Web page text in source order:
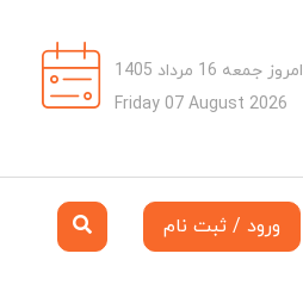
امروز جمعه 16 مرداد 1405
Friday 07 August 2026
ورود / ثبت نام